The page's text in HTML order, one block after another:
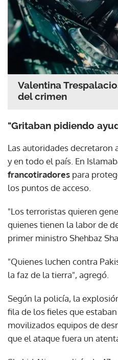
Valentina
del crimen
"Gritaban pidiendo
Las autoridades
y en todo el país. En
francotiradores para
los puntos de acceso.
"Los terroristas quieren
quienes tienen la labor de
primer ministro Shehbaz
"Quienes luchen contra
la faz de la tierra", agregó.
Según la policía, la
fila de los fieles que
movilizados equipos de
que el ataque fuera un